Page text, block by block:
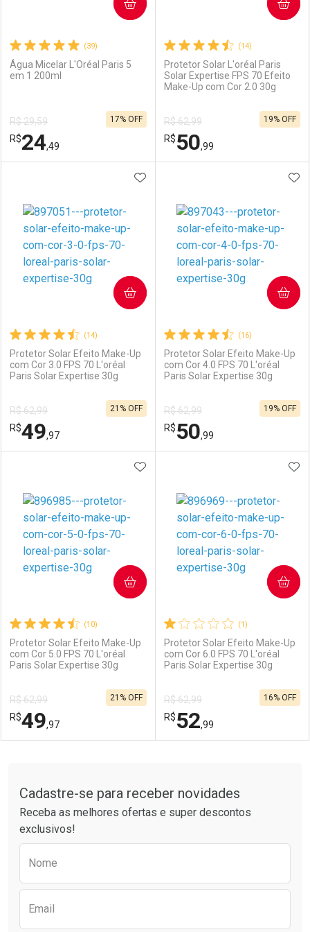
(39)
Água Micelar L'Oréal Paris 5
em 1 200ml
R$ 29,59
R$24,49
17% OFF
COMPRAR
Laboratório
Ativar Desconto
Comprar sem Desconto
Por R$ 24,49/cada
Por Menos
Comprar sem Desconto
Por R$ 24,49/cada
(14)
Protetor Solar L'oréal Paris
Solar Expertise FPS 70 Efeito
Make-Up com Cor 2.0 30g
R$ 62,99
R$50,99
19% OFF
COMPRAR
Laboratório
Ativar Desconto
Comprar sem Desconto
Por R$ 50,99/cada
Por Menos
Comprar sem Desconto
Por R$ 50,99/cada
(14)
Protetor Solar Efeito Make-Up
com Cor 3.0 FPS 70 L'oréal
Paris Solar Expertise 30g
R$ 62,99
R$49,97
21% OFF
ADICIONAR AOS FAVORITOS
COMPRAR
Laboratório
Ativar Desconto
Comprar sem Desconto
Por R$ 49,97/cada
Por Menos
Comprar sem Desconto
Por R$ 49,97/cada
(16)
Protetor Solar Efeito Make-Up
com Cor 4.0 FPS 70 L'oréal
Paris Solar Expertise 30g
R$ 62,99
R$50,99
19% OFF
COMPRAR
Laboratório
Ativar Desconto
Comprar sem Desconto
Por R$ 50,99/cada
Por Menos
Comprar sem Desconto
Por R$ 50,99/cada
(10)
Protetor Solar Efeito Make-Up
com Cor 5.0 FPS 70 L'oréal
Paris Solar Expertise 30g
R$ 62,99
R$49,97
21% OFF
ADICIONAR AOS FAVORITOS
COMPRAR
Laboratório
Por Menos
(1)
Protetor Solar Efeito Make-Up
com Cor 6.0 FPS 70 L'oréal
Paris Solar Expertise 30g
R$ 62,99
R$52,99
16% OFF
COMPRAR
Laboratório
Por Menos
Cadastre-se para receber novidades
Receba as melhores ofertas e super descontos
exclusivos!
Nome
Email